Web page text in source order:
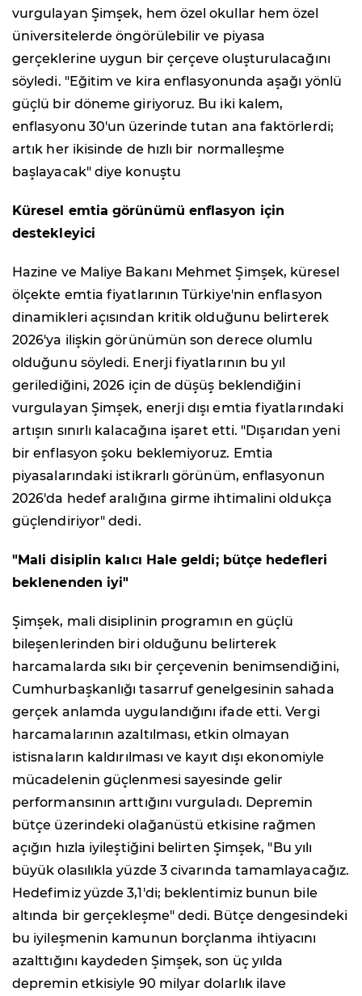
vurgulayan Şimşek, hem özel okullar hem özel
üniversitelerde öngörülebilir ve piyasa
gerçeklerine uygun bir çerçeve oluşturulacağını
söyledi. "Eğitim ve kira enflasyonunda aşağı yönlü
güçlü bir döneme giriyoruz. Bu iki kalem,
enflasyonu 30'un üzerinde tutan ana faktörlerdi;
artık her ikisinde de hızlı bir normalleşme
başlayacak" diye konuştu
Küresel emtia görünümü enflasyon için
destekleyici
Hazine ve Maliye Bakanı Mehmet Şimşek, küresel
ölçekte emtia fiyatlarının Türkiye'nin enflasyon
dinamikleri açısından kritik olduğunu belirterek
2026'ya ilişkin görünümün son derece olumlu
olduğunu söyledi. Enerji fiyatlarının bu yıl
gerilediğini, 2026 için de düşüş beklendiğini
vurgulayan Şimşek, enerji dışı emtia fiyatlarındaki
artışın sınırlı kalacağına işaret etti. "Dışarıdan yeni
bir enflasyon şoku beklemiyoruz. Emtia
piyasalarındaki istikrarlı görünüm, enflasyonun
2026'da hedef aralığına girme ihtimalini oldukça
güçlendiriyor" dedi.
"Mali disiplin kalıcı Hale geldi; bütçe hedefleri
beklenenden iyi"
Şimşek, mali disiplinin programın en güçlü
bileşenlerinden biri olduğunu belirterek
harcamalarda sıkı bir çerçevenin benimsendiğini,
Cumhurbaşkanlığı tasarruf genelgesinin sahada
gerçek anlamda uygulandığını ifade etti. Vergi
harcamalarının azaltılması, etkin olmayan
istisnaların kaldırılması ve kayıt dışı ekonomiyle
mücadelenin güçlenmesi sayesinde gelir
performansının arttığını vurguladı. Depremin
bütçe üzerindeki olağanüstü etkisine rağmen
açığın hızla iyileştiğini belirten Şimşek, "Bu yılı
büyük olasılıkla yüzde 3 civarında tamamlayacağız.
Hedefimiz yüzde 3,1'di; beklentimiz bunun bile
altında bir gerçekleşme" dedi. Bütçe dengesindeki
bu iyileşmenin kamunun borçlanma ihtiyacını
azalttığını kaydeden Şimşek, son üç yılda
depremin etkisiyle 90 milyar dolarlık ilave